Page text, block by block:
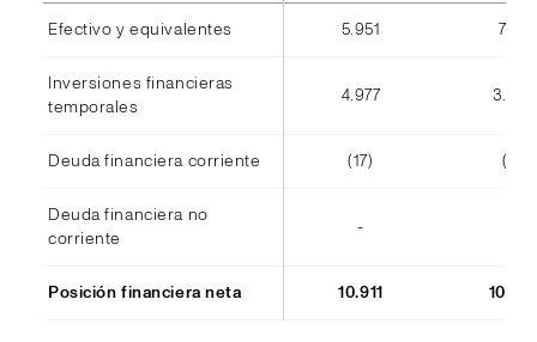
Efectivo y equivalentes 5.951 7.177
Inversiones financieras
temporales
4.977 3.380
Deuda financiera corriente (17) (11)
Deuda financiera no
corriente
-
Posición financiera neta 10.911